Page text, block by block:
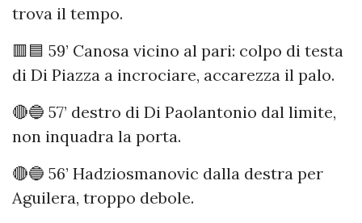
trova il tempo.
🟥🟦 59’ Canosa vicino al pari: colpo di testa
di Di Piazza a incrociare, accarezza il palo.
🔴🔵 57’ destro di Di Paolantonio dal limite,
non inquadra la porta.
🔴🔵 56’ Hadziosmanovic dalla destra per
Aguilera, troppo debole.